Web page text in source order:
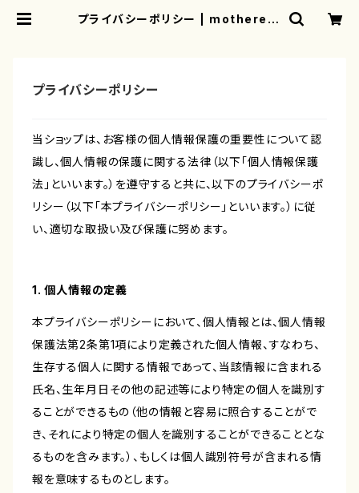
プライバシーポリシー | motherear
プライバシーポリシー
当ショップは、お客様の個人情報保護の重要性について認
識し、個人情報の保護に関する法律（以下「個人情報保護
法」といいます。）を遵守すると共に、以下のプライバシーポ
リシー（以下「本プライバシーポリシー」といいます。）に従
い、適切な取扱い及び保護に努めます。
1. 個人情報の定義
本プライバシーポリシーにおいて、個人情報とは、個人情報
保護法第2条第1項により定義された個人情報、すなわち、
生存する個人に関する情報であって、当該情報に含まれる
氏名、生年月日その他の記述等により特定の個人を識別す
ることができるもの（他の情報と容易に照合することがで
き、それにより特定の個人を識別することができることとな
るものを含みます。）、もしくは個人識別符号が含まれる情
報を意味するものとします。